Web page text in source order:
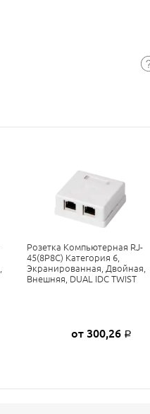
Розетка Компьютерная RJ-
45(8P8C) Категория 6,
Экранированная, Двойная,
Внешняя, DUAL IDC TWIST
от 300,26 Р